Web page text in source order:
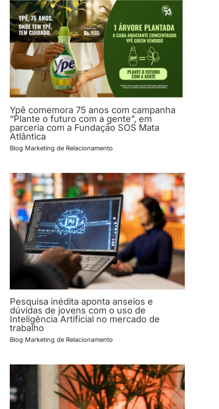
Ypê comemora 75 anos com campanha
“Plante o futuro com a gente”, em
parceria com a Fundação SOS Mata
Atlântica
Blog Marketing de Relacionamento
Pesquisa inédita aponta anseios e
dúvidas de jovens com o uso de
Inteligência Artificial no mercado de
trabalho
Blog Marketing de Relacionamento